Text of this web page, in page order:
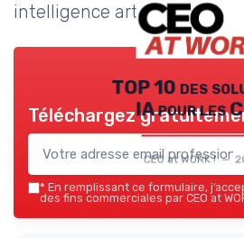
intelligence artificielle
TOP 10 des
IA pour les
CEO at WORK ! —
Téléchargez
* En remplissant ce formulaire,
des fins commerciales par CEO at